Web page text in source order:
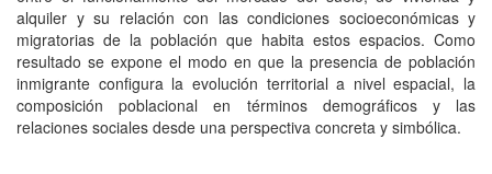
alquiler y su relación con las condiciones socioeconómicas y
migratorias de la población que habita estos espacios. Como
resultado se expone el modo en que la presencia de población
inmigrante configura la evolución territorial a nivel espacial, la
composición poblacional en términos demográficos y las
relaciones sociales desde una perspectiva concreta y simbólica.